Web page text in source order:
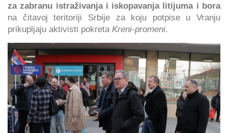
za zabranu istraživanja i iskopavanja litijuma i bora
na čitavoj teritoriji Srbije za koju potpise u Vranju
prikupljaju aktivisti pokreta Kreni-promeni